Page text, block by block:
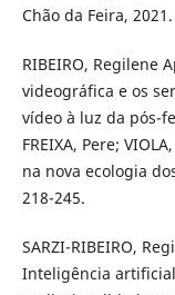
Chão da Feira, 2021.
RIBEIRO, Regilene
videográfica e os
vídeo à luz da pós-
FREIXA, Pere;
na nova ecologia
218-245.
SARZI-RIBEIRO,
Inteligência